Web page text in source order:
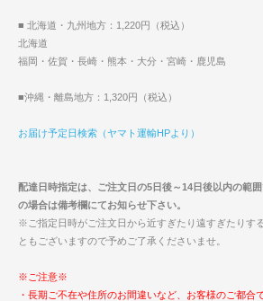
■ 北海道・九州地方：1,220円（税込）
北海道
福岡・佐賀・長崎・熊本・大分・宮崎・鹿児島
■沖縄・離島地方：1,320円（税込）
お届け予定日検索（ヤマト運輸HPより）
配達日時指定は、ご注文日の5日後～14日後以内の範
の場合は備考欄にてお知らせ下さい。
※ご指定日時がご注文日から近すぎたり遠すぎたりす
ともございますので予めご了承くださいませ。
※ご注意※
・長期ご不在や住所のお間違いなど、お客様のご都合